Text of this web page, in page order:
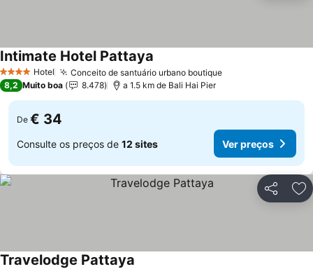
4 EstrelasHotel Conceito de santuário urbano boutiqueVer preços
Intimate Hotel Pattaya
8,2 Muito boa 8.478 a 1.5 km de Bali Hai Pier
De € 34
Consulte os preços de 12 sites Ver preços
Partilhar
Travelodge Pattaya